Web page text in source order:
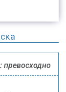
превосходно